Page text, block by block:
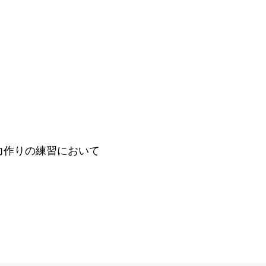
りの練習において